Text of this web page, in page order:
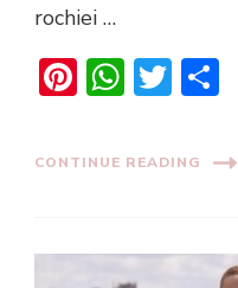
rochiei …
Pinterest
CONTINUE READING